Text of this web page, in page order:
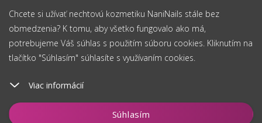
Chcete si užívať nechtovú kozmetiku NaniNails stále bez
obmedzenia? K tomu, aby všetko fungovalo ako má,
potrebujeme Váš súhlas s použitím súboru cookies. Kliknutím na
tlačítko "Súhlasím" súhlasíte s využívaním cookies.
Viac informácií
Súhlasím
Vložiť do košíka